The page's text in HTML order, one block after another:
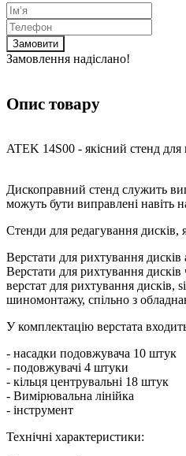
Замовити
Замовлення надіслано!
Опис товару
ATEK 14S00 - якісний стенд для
Дископравний стенд служить
можуть бути виправлені навіть
Стенди для редагування дисків,
Верстати для рихтування дисків
Верстати для рихтування
верстат для рихтування
шиномонтажу, спільно з
У комплектацію верстата
- насадки подовжувача 10 штук
- подовжувачі 4 штуки
- кільця центрувальні 18 штук
- Вимірювальна лінійка
- інструмент
Технічні характеристики: